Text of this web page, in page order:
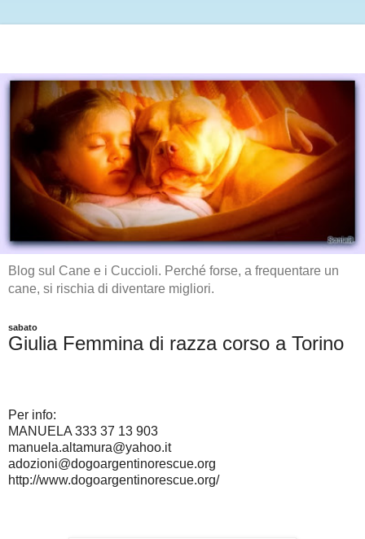
Blog sul Cane e i Cuccioli. Perché forse, a frequentare un
cane, si rischia di diventare migliori.
sabato
Giulia Femmina di razza corso a Torino
Per info:
MANUELA 333 37 13 903
manuela.altamura@yahoo.it
adozioni@dogoargentinorescue.org
http://www.dogoargentinorescue.org/